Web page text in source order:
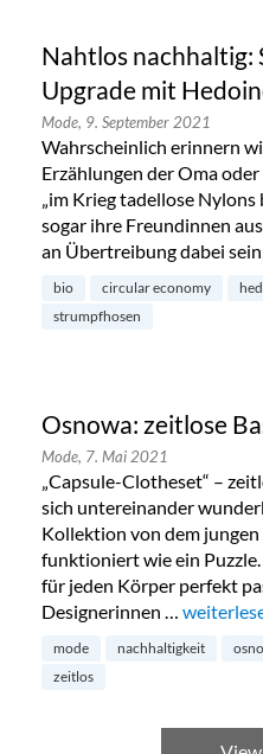
Nahtlos nachhaltig:
Upgrade mit
Mode, 9. September 2021
Wahrscheinlich erinnern
Erzählungen der Oma
„im Krieg tadellose
sogar ihre Freundinnen
an Übertreibung dabei
bio circular economy
strumpfhosen
Osnowa: zeitlose
Mode, 7. Mai 2021
„Capsule-Clotheset“ –
sich untereinander
Kollektion von dem
funktioniert wie ein
für jeden Körper perfekt
Designerinnen … „Osnowa:
mode nachhaltigkeit
zeitlos